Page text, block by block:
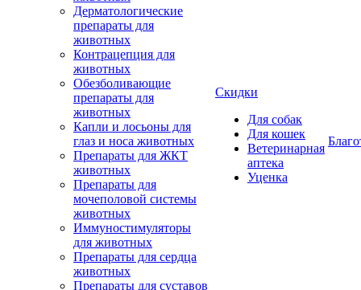
Дерматологические
препараты для
животных
Контрацепция для
животных
Обезболивающие
препараты для
животных
Капли и лосьоны для
глаз и носа животных
Препараты для ЖКТ
животных
Препараты для
мочеполовой системы
животных
Иммуностимуляторы
для животных
Препараты для сердца
животных
Препараты для суставов
Скидки
Для собак
Для кошек
Ветеринарная
аптека
Уценка